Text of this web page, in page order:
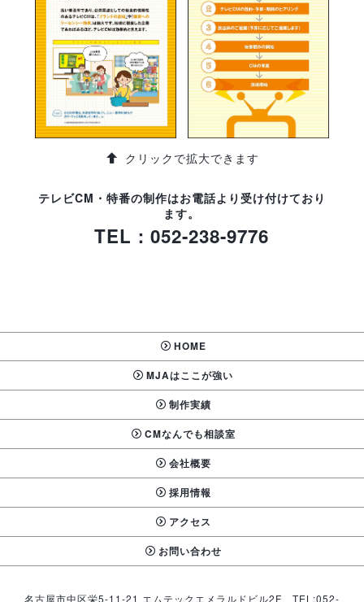
クリックで拡大できます
テレビCM・特番の制作はお電話より受け付けており
ます。
TEL：052-238-9776
HOME
MJAはここが強い
制作実績
CMなんでも相談室
会社概要
採用情報
アクセス
お問い合わせ
名古屋市中区栄5-11-21 エムテックエメラルドビル2F TEL:052-